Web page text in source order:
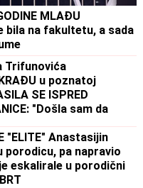
MLAĐU
bila na fakultetu, a sada
Trifunovića
u poznatoj
SE ISPRED
"Došla sam da
"ELITE" Anastasijin
porodicu, pa napravio
eskalirale u porodični